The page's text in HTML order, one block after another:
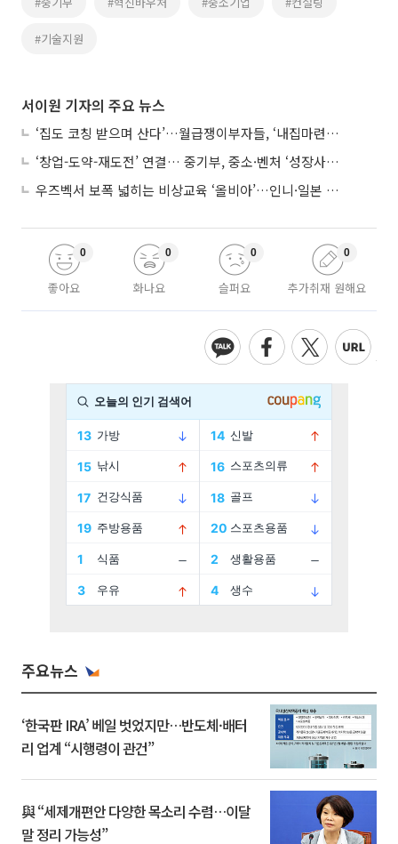
#기술지원
서이원 기자의 주요 뉴스
‘집도 코칭 받으며 산다’…월급쟁이부자들, ‘내집마련’ 신청 증가세
‘창업-도약-재도전’ 연결… 중기부, 중소·벤처 ‘성장사다리’ 짓는다
우즈벡서 보폭 넓히는 비상교육 ‘올비아’…인니·일본 진출 타진
좋아요
0
화나요
0
슬퍼요
0
추가취재 원해요
0
주요뉴스
‘한국판 IRA’ 베일 벗었지만…반도체·배터
리 업계 “시행령이 관건”
與 “세제개편안 다양한 목소리 수렴…이달
말 정리 가능성”